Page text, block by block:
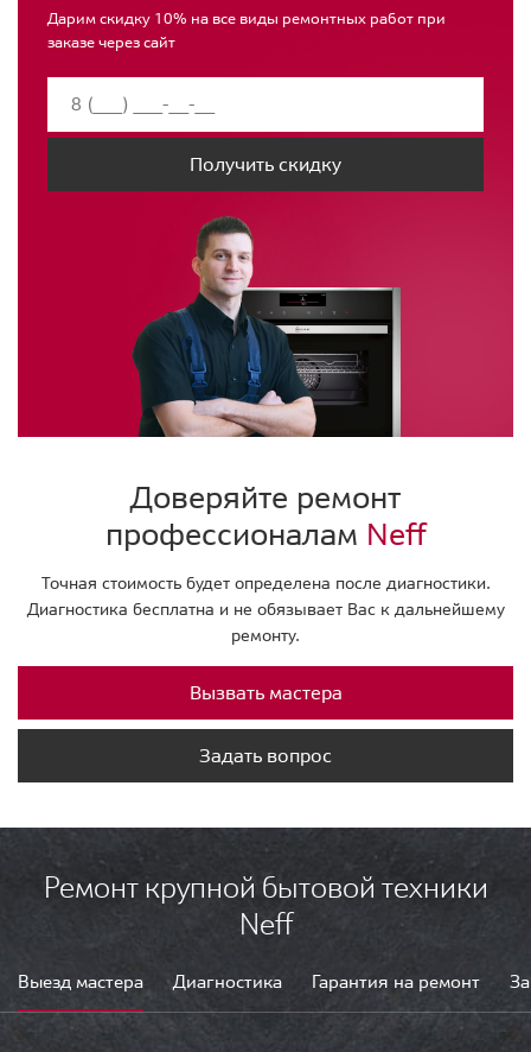
Дарим скидку 10% на все виды ремонтных работ при
заказе через сайт
Получить скидку
Доверяйте ремонт
профессионалам Neff
Точная стоимость будет определена после диагностики.
Диагностика бесплатна и не обязывает Вас к дальнейшему
ремонту.
Вызвать мастера
Задать вопрос
Ремонт крупной бытовой техники
Neff
Выезд мастера Диагностика Гарантия на ремонт